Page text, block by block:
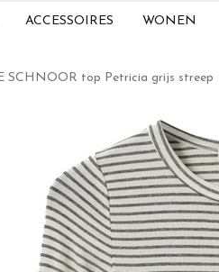
ACCESSOIRES WONEN
SCHNOOR top Petricia grijs streep